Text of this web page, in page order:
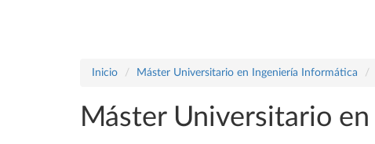
Inicio Máster Universitario en Ingeniería Informática
Máster Universitario